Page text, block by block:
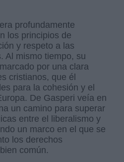
profundamente
los principios de
y respeto a las
Al mismo tiempo, su
por una clara
cristianos, que él
para la cohesión y el
De Gasperi veía en
un camino para superar
entre el liberalismo y
un marco en el que se
los derechos
común.